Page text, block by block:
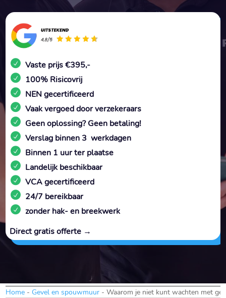
Vaste prijs €395,-
100% Risicovrij
NEN gecertificeerd
Vaak vergoed door verzekeraars
Geen oplossing? Geen betaling!
Verslag binnen 3 werkdagen
Binnen 1 uur ter plaatse
Landelijk beschikbaar
VCA gecertificeerd
24/7 bereikbaar
zonder hak- en breekwerk
Direct gratis offerte →
Home - Gevel en spouwmuur -Waarom je niet kunt wachten met